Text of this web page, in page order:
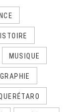
MUSIQUE